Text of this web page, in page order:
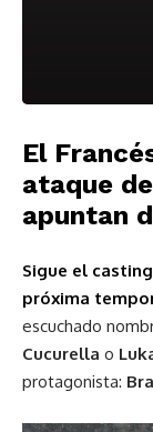
El
ataque
apuntan
Sigue el
próxima
escuchado
Cucurella o
protagonista: